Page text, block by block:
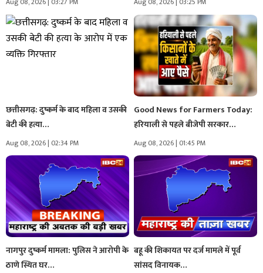
छत्तीसगढ़: दुष्कर्म के बाद महिला व उसकी
बेटी की हत्या…
Aug 08, 2026 | 02:34 PM
Good News for Farmers Today:
हरियाली से पहले बीजेपी सरकार…
Aug 08, 2026 | 01:45 PM
नागपुर दुष्कर्म मामला: पुलिस ने आरोपी के
ठाणे स्थित घर…
बहू की शिकायत पर दर्ज मामले में पूर्व
सांसद विनायक…